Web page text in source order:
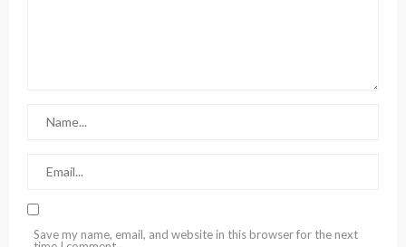
Save my name, email, and website in this browser for the next